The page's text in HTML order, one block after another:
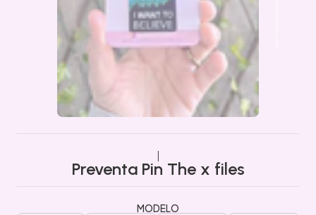
Preventa Pin The x files
MODELO